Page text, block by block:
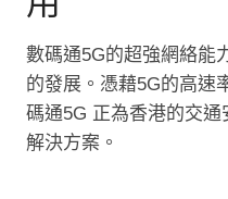
數碼通5G的超強網絡能
的發展。憑藉5G的高速
碼通5G 正為香港的交
解決方案。